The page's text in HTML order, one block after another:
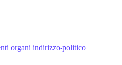
organi indirizzo-politico